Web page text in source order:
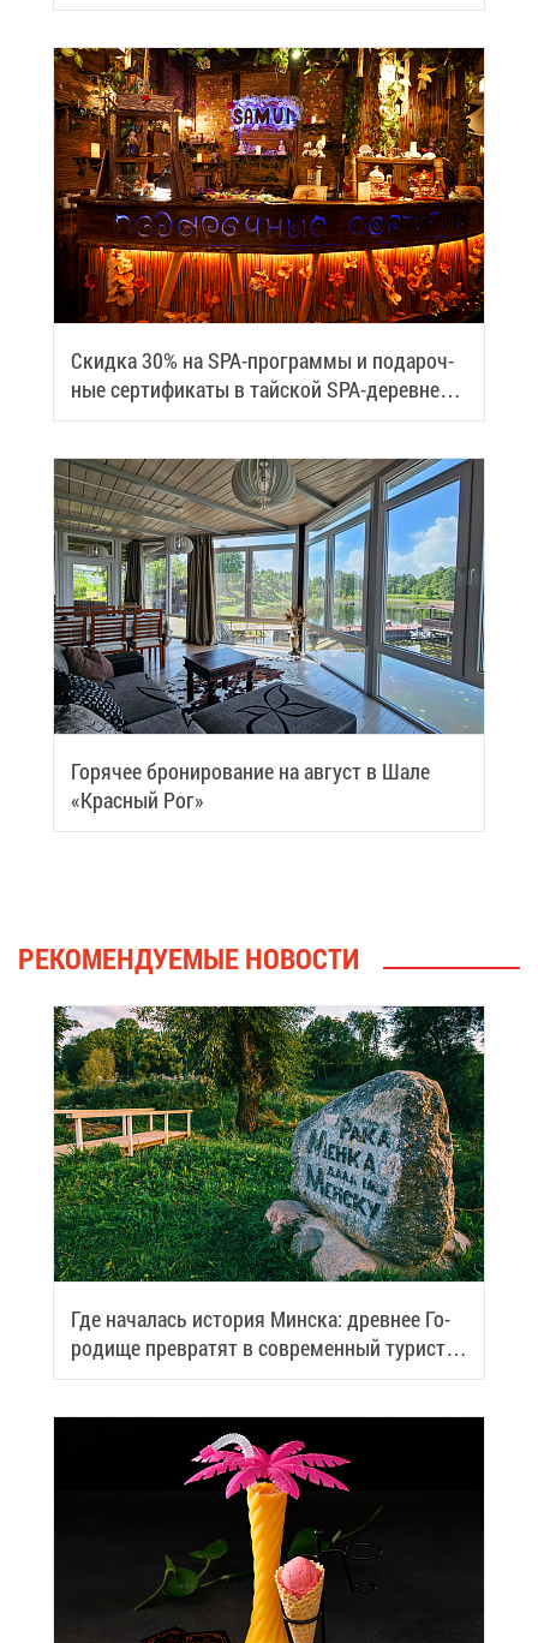
Скид­ка 30% на SPA-про­грам­мы и по­да­роч­
ные сер­ти­фи­ка­ты в тай­ской SPA-де­ревне
Samui
Го­ря­чее бро­ни­ро­ва­ние на ав­густ в Ша­ле
«Крас­ный Рог»
РЕ­КО­МЕН­ДУ­Е­МЫЕ НО­ВО­СТИ
Где на­ча­лась ис­то­рия Мин­ска: древ­нее Го­
ро­ди­ще пре­вра­тят в со­вре­мен­ный ту­ри­сти­
че­ский центр